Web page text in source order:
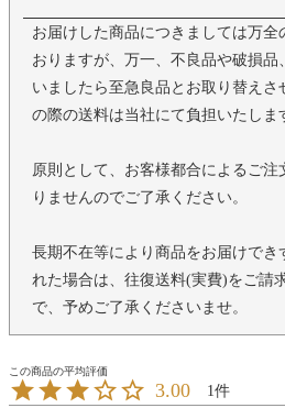
お届けした商品につきましては万全
おりますが、万一、不良品や破損
いましたら至急良品とお取り替えさ
の際の送料は当社にて負担いたしま
原則として、お客様都合によるご
りませんのでご了承ください。
長期不在等により商品をお届けでき
れた場合は、往復送料(実費)をご請
で、予めご了承くださいませ。
3.00 1